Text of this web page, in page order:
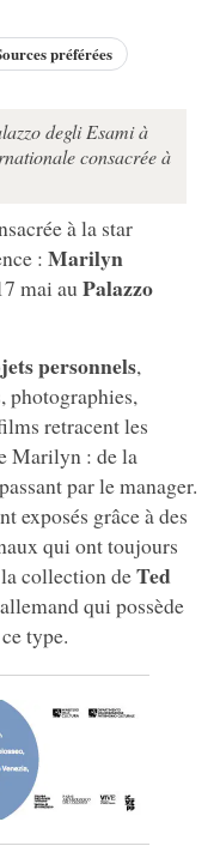
préférées
degli Esami à
consacrée à
à la star
: Marilyn
mai au Palazzo
personnels,
photographies,
retracent les
Marilyn : de la
par le manager.
exposés grâce à des
qui ont toujours
collection deTed
qui possède
type.